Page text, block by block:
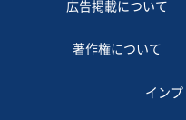
広告掲載について
著作権について
イン